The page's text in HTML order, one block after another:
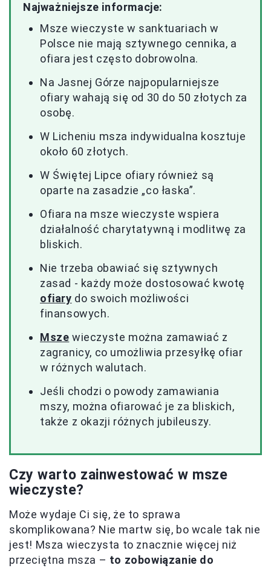
Najważniejsze informacje:
Msze wieczyste w sanktuariach w
Polsce nie mają sztywnego cennika, a
ofiara jest często dobrowolna.
Na Jasnej Górze najpopularniejsze
ofiary wahają się od 30 do 50 złotych za
osobę.
W Licheniu msza indywidualna kosztuje
około 60 złotych.
W Świętej Lipce ofiary również są
oparte na zasadzie „co łaska”.
Ofiara na msze wieczyste wspiera
działalność charytatywną i modlitwę za
bliskich.
Nie trzeba obawiać się sztywnych
zasad - każdy może dostosować kwotę
ofiary do swoich możliwości
finansowych.
Msze wieczyste można zamawiać z
zagranicy, co umożliwia przesyłkę ofiar
w różnych walutach.
Jeśli chodzi o powody zamawiania
mszy, można ofiarować je za bliskich,
także z okazji różnych jubileuszy.
Czy warto zainwestować w msze
wieczyste?
Może wydaje Ci się, że to sprawa
skomplikowana? Nie martw się, bo wcale tak nie
jest! Msza wieczysta to znacznie więcej niż
przeciętna msza – to zobowiązanie do